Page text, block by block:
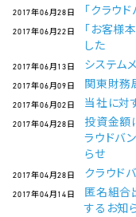
2017年06月28日 「クラウ
2017年06月22日
「お客様
した
2017年06月13日 システム
2017年06月09日 関東財務
2017年06月02日 当社に対
2017年04月28日
投資金額
ラウドバ
らせ
2017年04月28日 クラウド
2017年04月14日
匿名組合
するお知